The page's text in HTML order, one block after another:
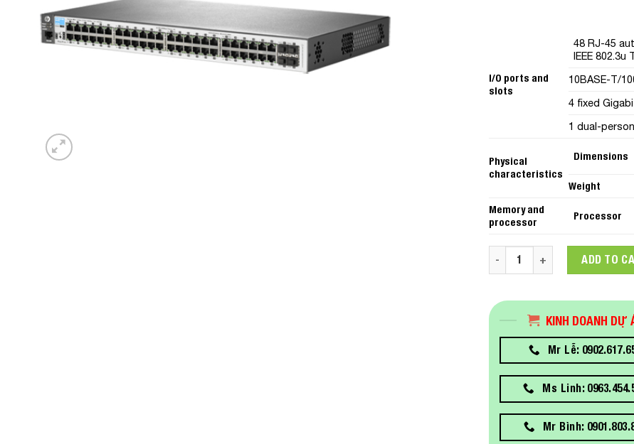
I/O ports and
slots
48 RJ-45
IEEE 802.3u
10BASE-T/
4 fixed
1 dual-
Physical
characteristics
Dimensions
Weight
Memory and
processor
Processor
Aruba 2530 48G Switch
ADD TO
KINH DOANH DỰ
Mr Lễ:
Ms Linh:
Mr Bình: